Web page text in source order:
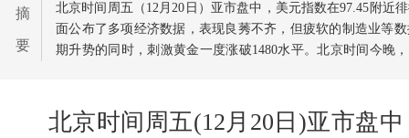
摘
要
北京时间周五（12月20日）亚市盘中，美元指数在97.45附近
面公布了多项经济数据，表现良莠不齐，但疲软的制造业等
期升势的同时，刺激黄金一度涨破1480水平。北京时间今晚
北京时间周五(12月20日)亚市盘中